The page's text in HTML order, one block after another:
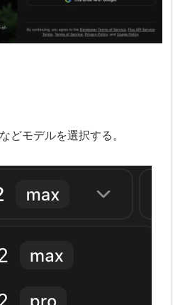
どモデルを選択する。